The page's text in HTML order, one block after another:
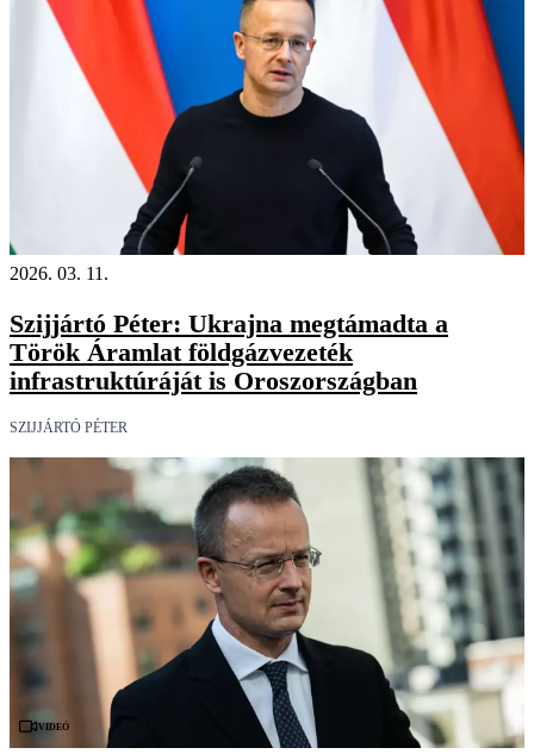
2026. 03. 11.
Szijjártó Péter: Ukrajna megtámadta a
Török Áramlat földgázvezeték
infrastruktúráját is Oroszországban
SZIJJÁRTÓ PÉTER
Videó